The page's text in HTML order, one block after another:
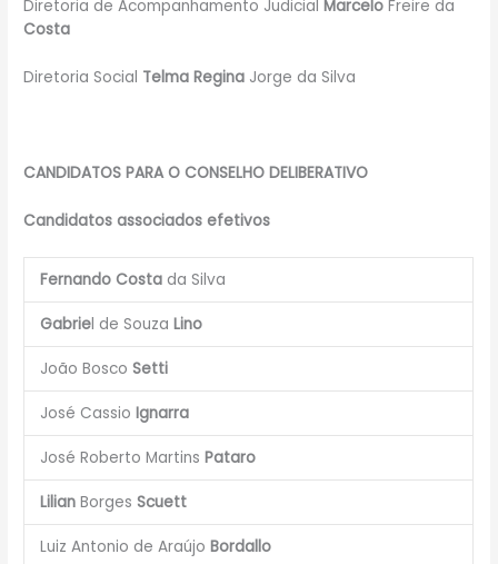
Diretoria de Acompanhamento JudicialMarcelo Freire da
Costa
Diretoria Social Telma Regina Jorge da Silva
CANDIDATOS PARA O CONSELHO DELIBERATIVO
Candidatos associados efetivos
Fernando Costada Silva
Gabriel de Souza Lino
João Bosco Setti
José Cassio Ignarra
José Roberto Martins Pataro
LilianBorges Scuett
Luiz Antonio de Araújo Bordallo